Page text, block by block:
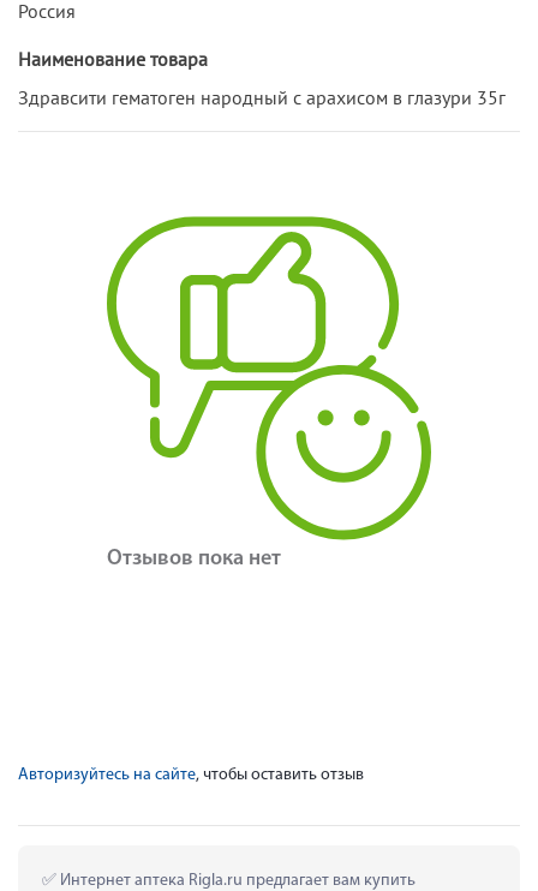
Россия
Наименование товара
Здравсити гематоген народный с арахисом в глазури 35г
Отзывов пока нет
Авторизуйтесь на сайте, чтобы оставить отзыв
Интернет аптека Rigla.ru предлагает вам купить